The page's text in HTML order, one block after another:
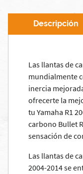
Descripción
Las llantas de
mundialmente
inercia
ofrecerte la
tu Yamaha R1
carbono Bullet
sensación de
Las llantas de
2004-2014 se